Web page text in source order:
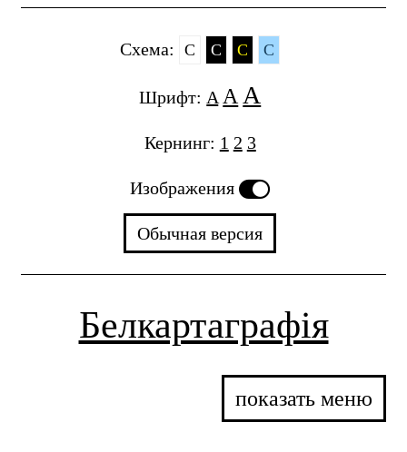
Cхема: C C C C
Шрифт: A A A
Кернинг: 1 2 3
Изображения
Обычная версия
Белкартаграфія
показать меню